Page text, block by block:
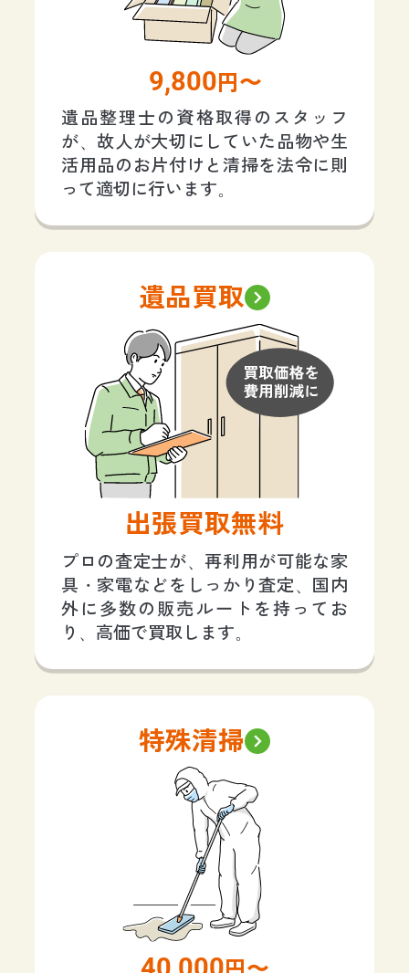
9,800 円〜
遺品整理士の資格取得のスタッフ
が、故人が大切にしていた品物や生
活用品のお片付けと清掃を法令に則
って適切に行います。
遺品買取
出張買取無料
プロの査定士が、再利用が可能な家
具・家電などをしっかり査定、国内
外に多数の販売ルートを持ってお
り、高価で買取します。
特殊清掃